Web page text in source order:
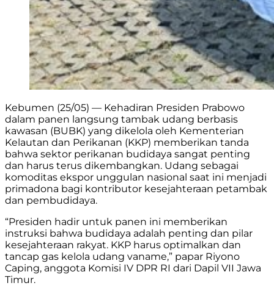
Kebumen (25/05) — Kehadiran Presiden Prabowo
dalam panen langsung tambak udang berbasis
kawasan (BUBK) yang dikelola oleh Kementerian
Kelautan dan Perikanan (KKP) memberikan tanda
bahwa sektor perikanan budidaya sangat penting
dan harus terus dikembangkan. Udang sebagai
komoditas ekspor unggulan nasional saat ini menjadi
primadona bagi kontributor kesejahteraan petambak
dan pembudidaya.
“Presiden hadir untuk panen ini memberikan
instruksi bahwa budidaya adalah penting dan pilar
kesejahteraan rakyat. KKP harus optimalkan dan
tancap gas kelola udang vaname,” papar Riyono
Caping, anggota Komisi IV DPR RI dari Dapil VII Jawa
Timur.